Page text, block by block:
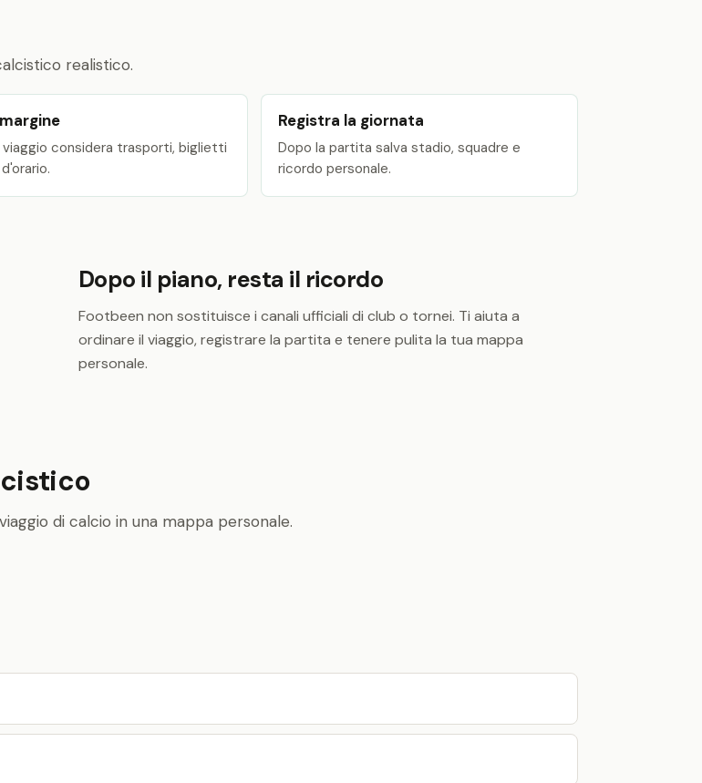
realistico.
viaggio considera trasporti, biglietti
Registra la giornata
Dopo la partita salva stadio, squadre e
ricordo personale.
Dopo il piano, resta il ricordo
Footbeen non sostituisce i canali ufficiali di club o tornei. Ti aiuta a
ordinare il viaggio, registrare la partita e tenere pulita la tua mappa
personale.
di calcio in una mappa personale.